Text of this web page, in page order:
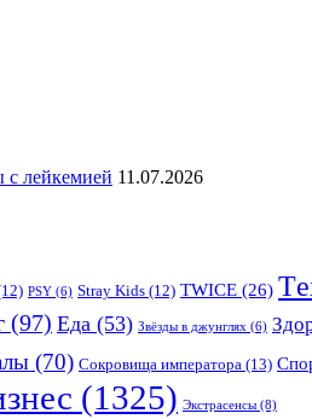
с лейкемией 11.07.2026
PSY (6) Stray Kids (12) TWICE (26)
(97) Еда (53) Звёзды в джунглях (6)
(70) Сокровища императора (13)
(1325) Экстрасенсы (8)